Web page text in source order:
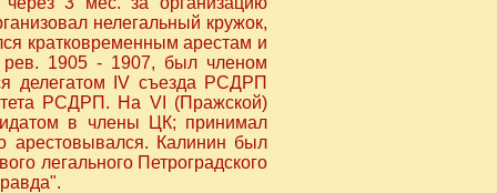
нелегальный кружок,
кратковременным арестам и
рев. 1905 - 1907, был членом
делегатом IV съезда РСДРП
РСДРП. На VI (Пражской)
в члены ЦК; принимал
арестовывался. Калинин был
легального Петроградского